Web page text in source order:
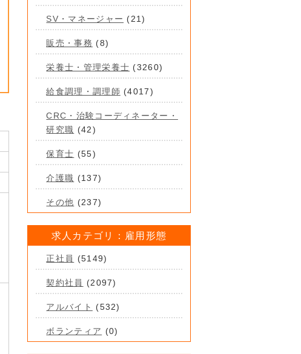
SV・マネージャー (21)
販売・事務 (8)
栄養士・管理栄養士 (3260)
給食調理・調理師 (4017)
CRC・治験コーディネーター・
研究職 (42)
保育士 (55)
介護職 (137)
その他 (237)
求人カテゴリ：雇用形態
正社員 (5149)
契約社員 (2097)
アルバイト (532)
ボランティア (0)